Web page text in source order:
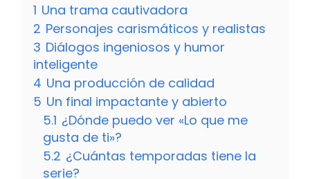
1 Una trama cautivadora
2 Personajes carismáticos y realistas
3 Diálogos ingeniosos y humor
inteligente
4 Una producción de calidad
5 Un final impactante y abierto
5.1 ¿Dónde puedo ver «Lo que me
gusta de ti»?
5.2 ¿Cuántas temporadas tiene la
serie?